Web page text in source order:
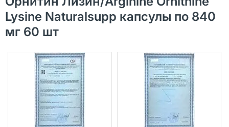
Lysine Naturalsupp капсулы по 840
мг 60 шт